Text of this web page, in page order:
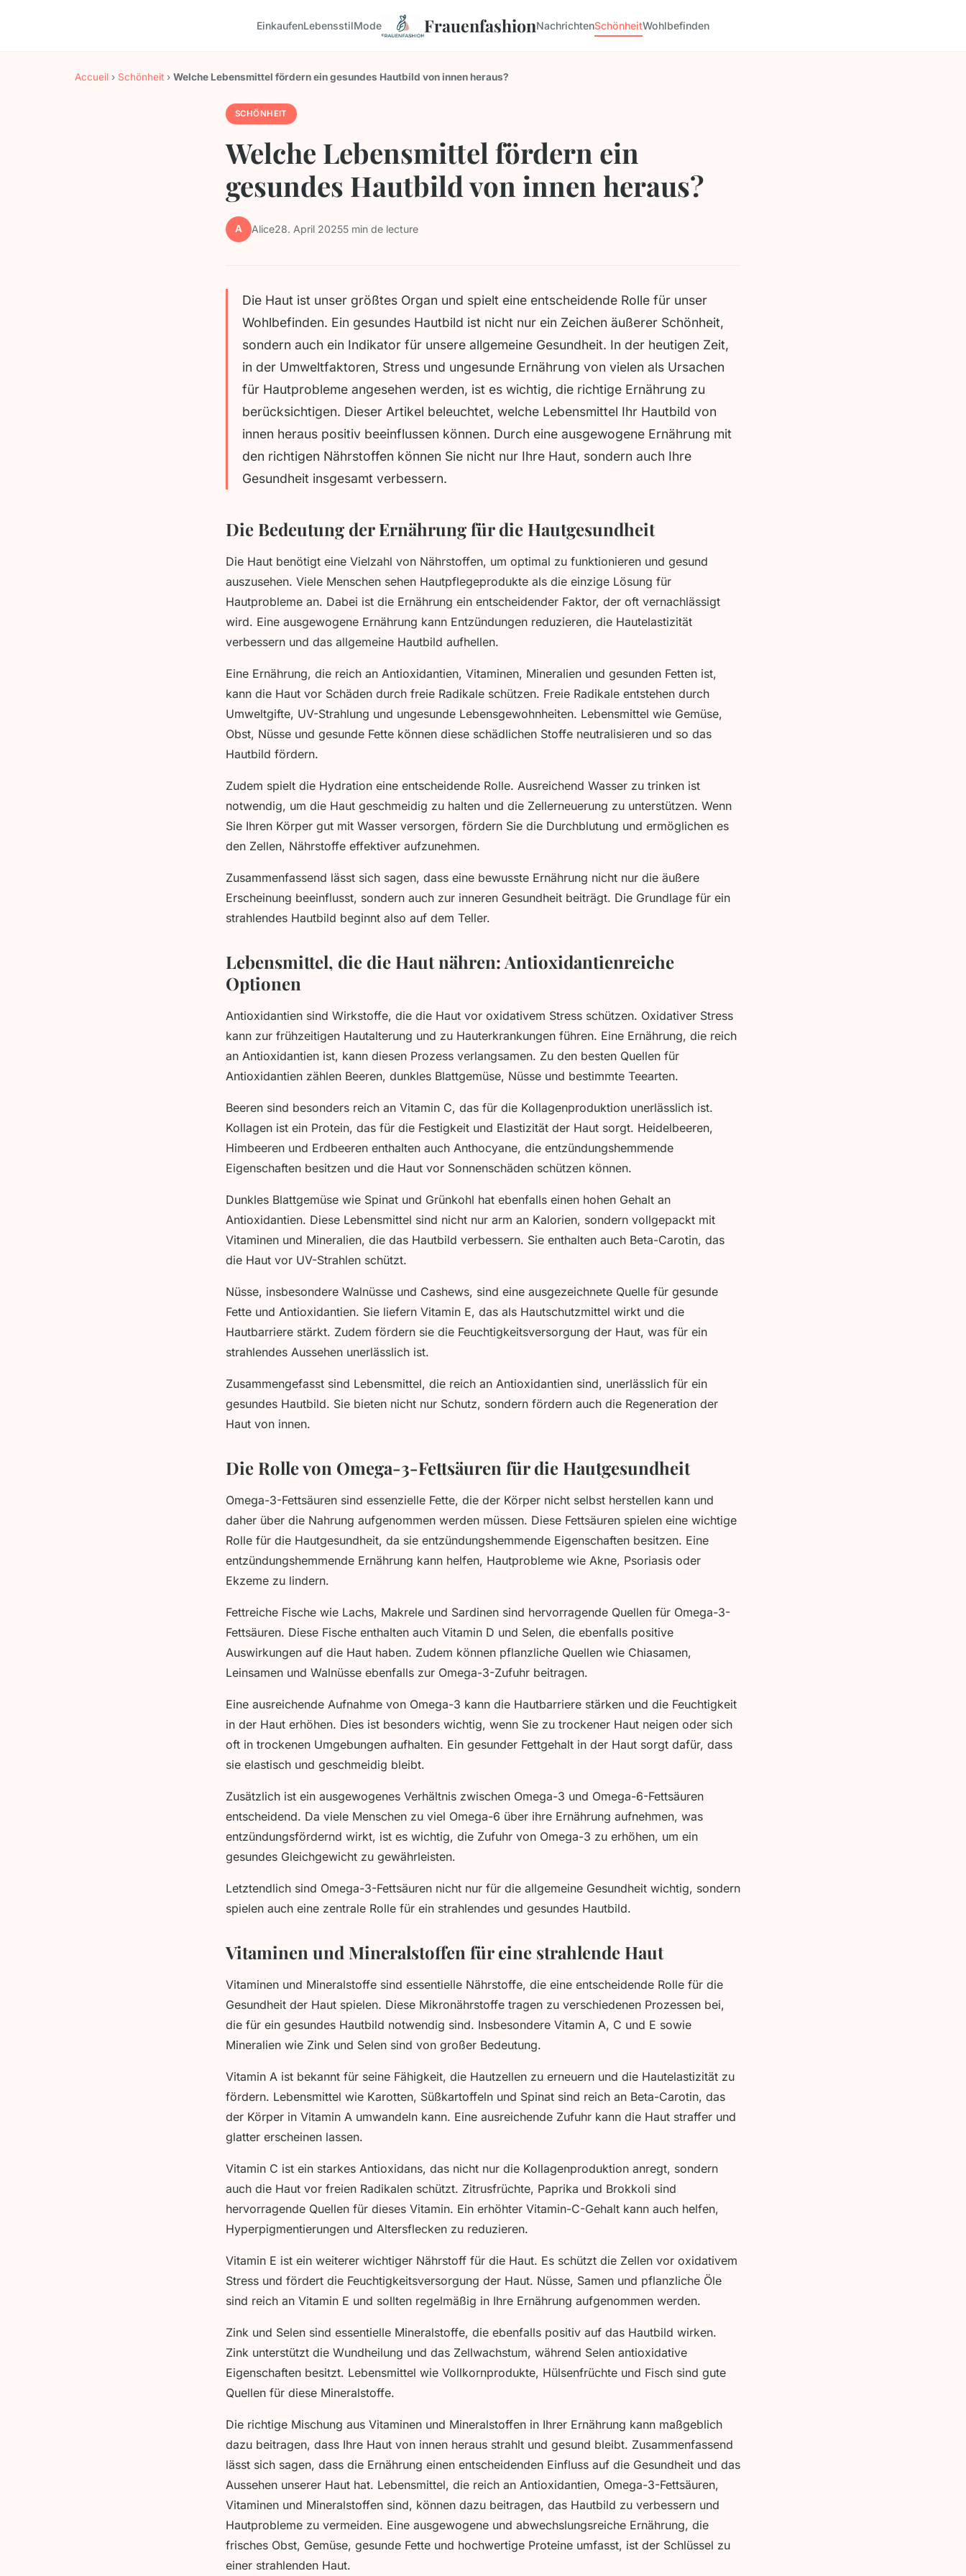
EinkaufenLebensstilMode FrauenfashionNachrichtenSchönheitWohlbefinden
Accueil › Schönheit › Welche Lebensmittel fördern ein gesundes Hautbild von innen heraus?
SCHÖNHEIT
Welche Lebensmittel fördern ein
gesundes Hautbild von innen heraus?
A Alice28. April 20255 min de lecture
Die Haut ist unser größtes Organ und spielt eine entscheidende Rolle für unser
Wohlbefinden. Ein gesundes Hautbild ist nicht nur ein Zeichen äußerer Schönheit,
sondern auch ein Indikator für unsere allgemeine Gesundheit. In der heutigen Zeit,
in der Umweltfaktoren, Stress und ungesunde Ernährung von vielen als Ursachen
für Hautprobleme angesehen werden, ist es wichtig, die richtige Ernährung zu
berücksichtigen. Dieser Artikel beleuchtet, welche Lebensmittel Ihr Hautbild von
innen heraus positiv beeinflussen können. Durch eine ausgewogene Ernährung mit
den richtigen Nährstoffen können Sie nicht nur Ihre Haut, sondern auch Ihre
Gesundheit insgesamt verbessern.
Die Bedeutung der Ernährung für die Hautgesundheit
Die Haut benötigt eine Vielzahl von Nährstoffen, um optimal zu funktionieren und gesund
auszusehen. Viele Menschen sehen Hautpflegeprodukte als die einzige Lösung für
Hautprobleme an. Dabei ist die Ernährung ein entscheidender Faktor, der oft vernachlässigt
wird. Eine ausgewogene Ernährung kann Entzündungen reduzieren, die Hautelastizität
verbessern und das allgemeine Hautbild aufhellen.
Eine Ernährung, die reich an Antioxidantien, Vitaminen, Mineralien und gesunden Fetten ist,
kann die Haut vor Schäden durch freie Radikale schützen. Freie Radikale entstehen durch
Umweltgifte, UV-Strahlung und ungesunde Lebensgewohnheiten. Lebensmittel wie Gemüse,
Obst, Nüsse und gesunde Fette können diese schädlichen Stoffe neutralisieren und so das
Hautbild fördern.
Zudem spielt die Hydration eine entscheidende Rolle. Ausreichend Wasser zu trinken ist
notwendig, um die Haut geschmeidig zu halten und die Zellerneuerung zu unterstützen. Wenn
Sie Ihren Körper gut mit Wasser versorgen, fördern Sie die Durchblutung und ermöglichen es
den Zellen, Nährstoffe effektiver aufzunehmen.
Zusammenfassend lässt sich sagen, dass eine bewusste Ernährung nicht nur die äußere
Erscheinung beeinflusst, sondern auch zur inneren Gesundheit beiträgt. Die Grundlage für ein
strahlendes Hautbild beginnt also auf dem Teller.
Lebensmittel, die die Haut nähren: Antioxidantienreiche
Optionen
Antioxidantien sind Wirkstoffe, die die Haut vor oxidativem Stress schützen. Oxidativer Stress
kann zur frühzeitigen Hautalterung und zu Hauterkrankungen führen. Eine Ernährung, die reich
an Antioxidantien ist, kann diesen Prozess verlangsamen. Zu den besten Quellen für
Antioxidantien zählen Beeren, dunkles Blattgemüse, Nüsse und bestimmte Teearten.
Beeren sind besonders reich an Vitamin C, das für die Kollagenproduktion unerlässlich ist.
Kollagen ist ein Protein, das für die Festigkeit und Elastizität der Haut sorgt. Heidelbeeren,
Himbeeren und Erdbeeren enthalten auch Anthocyane, die entzündungshemmende
Eigenschaften besitzen und die Haut vor Sonnenschäden schützen können.
Dunkles Blattgemüse wie Spinat und Grünkohl hat ebenfalls einen hohen Gehalt an
Antioxidantien. Diese Lebensmittel sind nicht nur arm an Kalorien, sondern vollgepackt mit
Vitaminen und Mineralien, die das Hautbild verbessern. Sie enthalten auch Beta-Carotin, das
die Haut vor UV-Strahlen schützt.
Nüsse, insbesondere Walnüsse und Cashews, sind eine ausgezeichnete Quelle für gesunde
Fette und Antioxidantien. Sie liefern Vitamin E, das als Hautschutzmittel wirkt und die
Hautbarriere stärkt. Zudem fördern sie die Feuchtigkeitsversorgung der Haut, was für ein
strahlendes Aussehen unerlässlich ist.
Zusammengefasst sind Lebensmittel, die reich an Antioxidantien sind, unerlässlich für ein
gesundes Hautbild. Sie bieten nicht nur Schutz, sondern fördern auch die Regeneration der
Haut von innen.
Die Rolle von Omega-3-Fettsäuren für die Hautgesundheit
Omega-3-Fettsäuren sind essenzielle Fette, die der Körper nicht selbst herstellen kann und
daher über die Nahrung aufgenommen werden müssen. Diese Fettsäuren spielen eine wichtige
Rolle für die Hautgesundheit, da sie entzündungshemmende Eigenschaften besitzen. Eine
entzündungshemmende Ernährung kann helfen, Hautprobleme wie Akne, Psoriasis oder
Ekzeme zu lindern.
Fettreiche Fische wie Lachs, Makrele und Sardinen sind hervorragende Quellen für Omega-3-
Fettsäuren. Diese Fische enthalten auch Vitamin D und Selen, die ebenfalls positive
Auswirkungen auf die Haut haben. Zudem können pflanzliche Quellen wie Chiasamen,
Leinsamen und Walnüsse ebenfalls zur Omega-3-Zufuhr beitragen.
Eine ausreichende Aufnahme von Omega-3 kann die Hautbarriere stärken und die Feuchtigkeit
in der Haut erhöhen. Dies ist besonders wichtig, wenn Sie zu trockener Haut neigen oder sich
oft in trockenen Umgebungen aufhalten. Ein gesunder Fettgehalt in der Haut sorgt dafür, dass
sie elastisch und geschmeidig bleibt.
Zusätzlich ist ein ausgewogenes Verhältnis zwischen Omega-3 und Omega-6-Fettsäuren
entscheidend. Da viele Menschen zu viel Omega-6 über ihre Ernährung aufnehmen, was
entzündungsfördernd wirkt, ist es wichtig, die Zufuhr von Omega-3 zu erhöhen, um ein
gesundes Gleichgewicht zu gewährleisten.
Letztendlich sind Omega-3-Fettsäuren nicht nur für die allgemeine Gesundheit wichtig, sondern
spielen auch eine zentrale Rolle für ein strahlendes und gesundes Hautbild.
Vitaminen und Mineralstoffen für eine strahlende Haut
Vitaminen und Mineralstoffe sind essentielle Nährstoffe, die eine entscheidende Rolle für die
Gesundheit der Haut spielen. Diese Mikronährstoffe tragen zu verschiedenen Prozessen bei,
die für ein gesundes Hautbild notwendig sind. Insbesondere Vitamin A, C und E sowie
Mineralien wie Zink und Selen sind von großer Bedeutung.
Vitamin A ist bekannt für seine Fähigkeit, die Hautzellen zu erneuern und die Hautelastizität zu
fördern. Lebensmittel wie Karotten, Süßkartoffeln und Spinat sind reich an Beta-Carotin, das
der Körper in Vitamin A umwandeln kann. Eine ausreichende Zufuhr kann die Haut straffer und
glatter erscheinen lassen.
Vitamin C ist ein starkes Antioxidans, das nicht nur die Kollagenproduktion anregt, sondern
auch die Haut vor freien Radikalen schützt. Zitrusfrüchte, Paprika und Brokkoli sind
hervorragende Quellen für dieses Vitamin. Ein erhöhter Vitamin-C-Gehalt kann auch helfen,
Hyperpigmentierungen und Altersflecken zu reduzieren.
Vitamin E ist ein weiterer wichtiger Nährstoff für die Haut. Es schützt die Zellen vor oxidativem
Stress und fördert die Feuchtigkeitsversorgung der Haut. Nüsse, Samen und pflanzliche Öle
sind reich an Vitamin E und sollten regelmäßig in Ihre Ernährung aufgenommen werden.
Zink und Selen sind essentielle Mineralstoffe, die ebenfalls positiv auf das Hautbild wirken.
Zink unterstützt die Wundheilung und das Zellwachstum, während Selen antioxidative
Eigenschaften besitzt. Lebensmittel wie Vollkornprodukte, Hülsenfrüchte und Fisch sind gute
Quellen für diese Mineralstoffe.
Die richtige Mischung aus Vitaminen und Mineralstoffen in Ihrer Ernährung kann maßgeblich
dazu beitragen, dass Ihre Haut von innen heraus strahlt und gesund bleibt. Zusammenfassend
lässt sich sagen, dass die Ernährung einen entscheidenden Einfluss auf die Gesundheit und das
Aussehen unserer Haut hat. Lebensmittel, die reich an Antioxidantien, Omega-3-Fettsäuren,
Vitaminen und Mineralstoffen sind, können dazu beitragen, das Hautbild zu verbessern und
Hautprobleme zu vermeiden. Eine ausgewogene und abwechslungsreiche Ernährung, die
frisches Obst, Gemüse, gesunde Fette und hochwertige Proteine umfasst, ist der Schlüssel zu
einer strahlenden Haut.